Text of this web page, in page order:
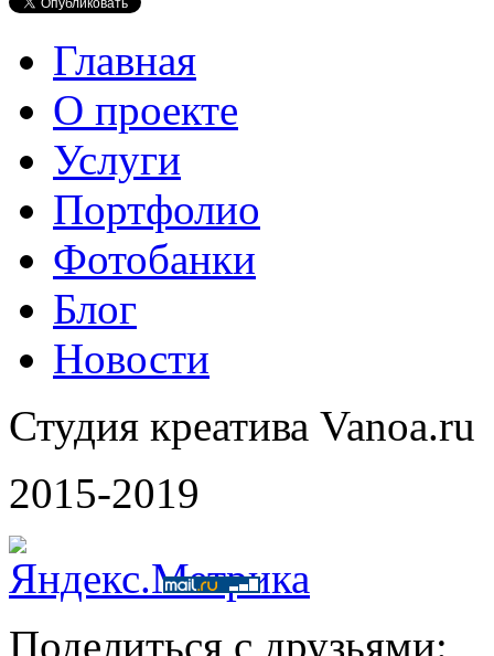
Главная
О проекте
Услуги
Портфолио
Фотобанки
Блог
Новости
Студия креатива Vanoa.ru
2015-2019
Поделиться с друзьями: